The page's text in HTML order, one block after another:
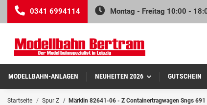
0341 6994114 Montag - Freitag 10:00 -
MODELLBAHN-ANLAGEN NEUHEITEN 2026 GUTSCHEIN
Startseite Spur Z Märklin 82641-06 - Z Containertragwagen Sngs